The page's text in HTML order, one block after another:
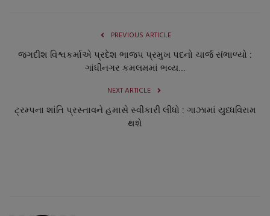
બોલિવૂડ
PREVIOUS ARTICLE
જગદીશ વિશ્વકર્માએ પ્રદેશ ભાજપ પ્રમુખ પદનો ચાર્જ સંભાળ્યો :
ગાંધીનગર કમલમમાં ભવ્ય...
NEXT ARTICLE
ટ્રમ્પના શાંતિ પ્રસ્તાવને હમાસે સ્વીકારી લીધો : ગાઝામાં યુધ્ધવિરામ
થશે